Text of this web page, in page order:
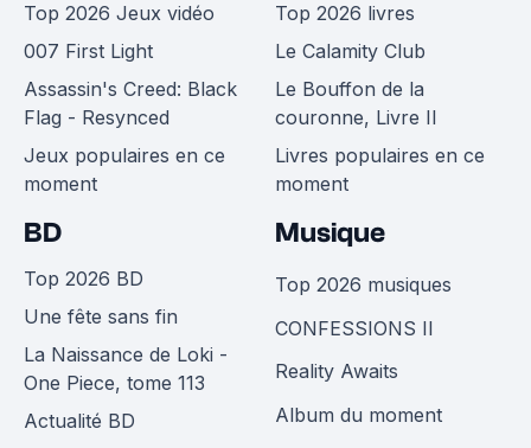
Top 2026 Jeux vidéo
007 First Light
Assassin's Creed: Black
Flag - Resynced
Jeux populaires en ce
moment
Top 2026 livres
Le Calamity Club
Le Bouffon de la
couronne, Livre II
Livres populaires en ce
moment
BD
Top 2026 BD
Une fête sans fin
La Naissance de Loki -
One Piece, tome 113
Actualité BD
Musique
Top 2026 musiques
CONFESSIONS II
Reality Awaits
Album du moment